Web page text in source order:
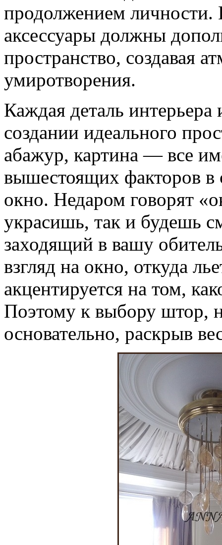
продолжением личности.
аксессуары должны
пространство, создавая
умиротворения.
Каждая деталь
создании идеального
абажур, картина — все
вышестоящих факторов в
окно. Недаром говорят
украсишь, так и будешь
заходящий в вашу
взгляд на окно, откуда
акцентируется на том,
Поэтому к выбору штор,
основательно, раскрыв